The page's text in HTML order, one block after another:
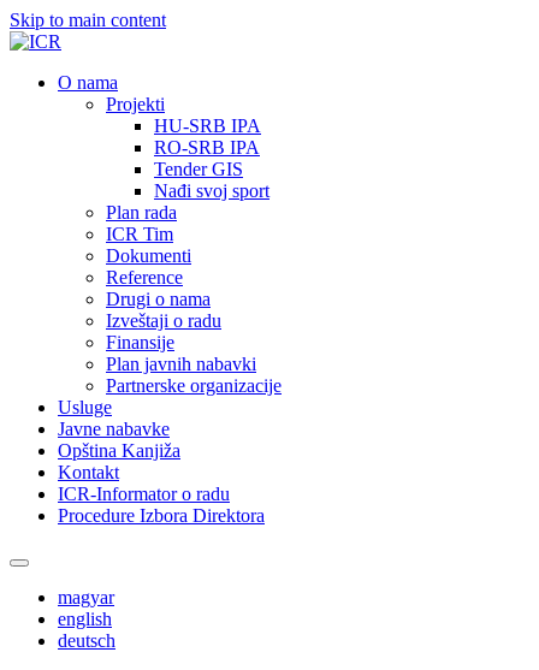
Skip to main content
О nama
Projekti
HU-SRB IPA
RO-SRB IPA
Tender GIS
Nađi svoj sport
Plan rada
ICR Tim
Dokumenti
Reference
Drugi o nama
Izveštaji o radu
Finansije
Plan javnih nabavki
Partnerske organizacije
Usluge
Javne nabavke
Opština Kanjiža
Kontakt
ICR-Informator o radu
Procedure Izbora Direktora
magyar
english
deutsch